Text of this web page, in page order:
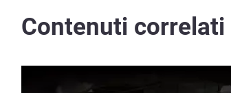
Contenuti correlati